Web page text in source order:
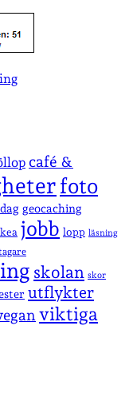
café &
foto
geocaching
jobb lopp läsning
skolan skor
utflykter
viktiga